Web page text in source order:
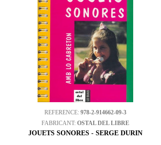
REFERENCE: 978-2-914662-09-3
FABRICANT: OSTAL DEL LIBRE
JOUETS SONORES - SERGE DURIN